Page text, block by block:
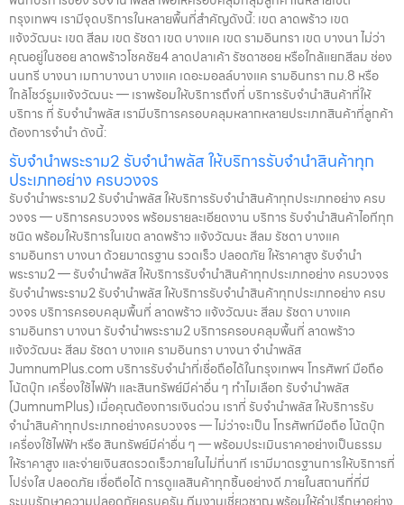
กรุงเทพฯ เรามีจุดบริการในหลายพื้นที่สำคัญดังนี้: เขต ลาดพร้าว เขต
แจ้งวัฒนะ เขต สีลม เขต รัชดา เขต บางแค เขต รามอินทรา เขต บางนา ไม่ว่า
คุณอยู่ในซอย ลาดพร้าวโชคชัย4 ลาดปลาเค้า รัชดาซอย หรือใกล้แยกสีลม ช่อง
นนทรี บางนา เมกาบางนา บางแค เดอะมอลล์บางแค รามอินทรา กม.8 หรือ
ใกล้โชว์รูมแจ้งวัฒนะ — เราพร้อมให้บริการถึงที่ บริการรับจำนำสินค้าที่ให้
บริการ ที่ รับจำนำพลัส เรามีบริการครอบคลุมหลากหลายประเภทสินค้าที่ลูกค้า
ต้องการจำนำ ดังนี้:
รับจำนำพระราม2 รับจำนำพลัส ให้บริการรับจำนำสินค้าทุก
ประเภทอย่าง ครบวงจร
รับจำนำพระราม2 รับจำนำพลัส ให้บริการรับจำนำสินค้าทุกประเภทอย่าง ครบ
วงจร — บริการครบวงจร พร้อมรายละเอียดงาน บริการ รับจำนำสินค้าไอทีทุก
ชนิด พร้อมให้บริการในเขต ลาดพร้าว แจ้งวัฒนะ สีลม รัชดา บางแค
รามอินทรา บางนา ด้วยมาตรฐาน รวดเร็ว ปลอดภัย ให้ราคาสูง รับจำนำ
พระราม2 — รับจำนำพลัส ให้บริการรับจำนำสินค้าทุกประเภทอย่าง ครบวงจร
รับจำนำพระราม2 รับจำนำพลัส ให้บริการรับจำนำสินค้าทุกประเภทอย่าง ครบ
วงจร บริการครอบคลุมพื้นที่ ลาดพร้าว แจ้งวัฒนะ สีลม รัชดา บางแค
รามอินทรา บางนา รับจำนำพระราม2 บริการครอบคลุมพื้นที่ ลาดพร้าว
แจ้งวัฒนะ สีลม รัชดา บางแค รามอินทรา บางนา จำนำพลัส
JumnumPlus.com บริการรับจำนำที่เชื่อถือได้ในกรุงเทพฯ โทรศัพท์ มือถือ
โน้ตบุ๊ก เครื่องใช้ไฟฟ้า และสินทรัพย์มีค่าอื่น ๆ ทำไมเลือก รับจำนำพลัส
(JumnumPlus) เมื่อคุณต้องการเงินด่วน เราที่ รับจำนำพลัส ให้บริการรับ
จำนำสินค้าทุกประเภทอย่างครบวงจร — ไม่ว่าจะเป็น โทรศัพท์มือถือ โน้ตบุ๊ก
เครื่องใช้ไฟฟ้า หรือ สินทรัพย์มีค่าอื่น ๆ — พร้อมประเมินราคาอย่างเป็นธรรม
ให้ราคาสูง และจ่ายเงินสดรวดเร็วภายในไม่กี่นาที เรามีมาตรฐานการให้บริการที่
โปร่งใส ปลอดภัย เชื่อถือได้ การดูแลสินค้าทุกชิ้นอย่างดี ภายในสถานที่ที่มี